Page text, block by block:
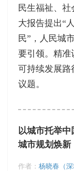
民生福祉、
大报告提出“
民”，人民城
要引领。精准
可持续发展路
议题。
以城市托举
城市规划焕新
作者： 杨晓春（